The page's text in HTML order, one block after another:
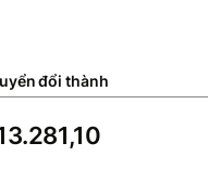
đổi thành